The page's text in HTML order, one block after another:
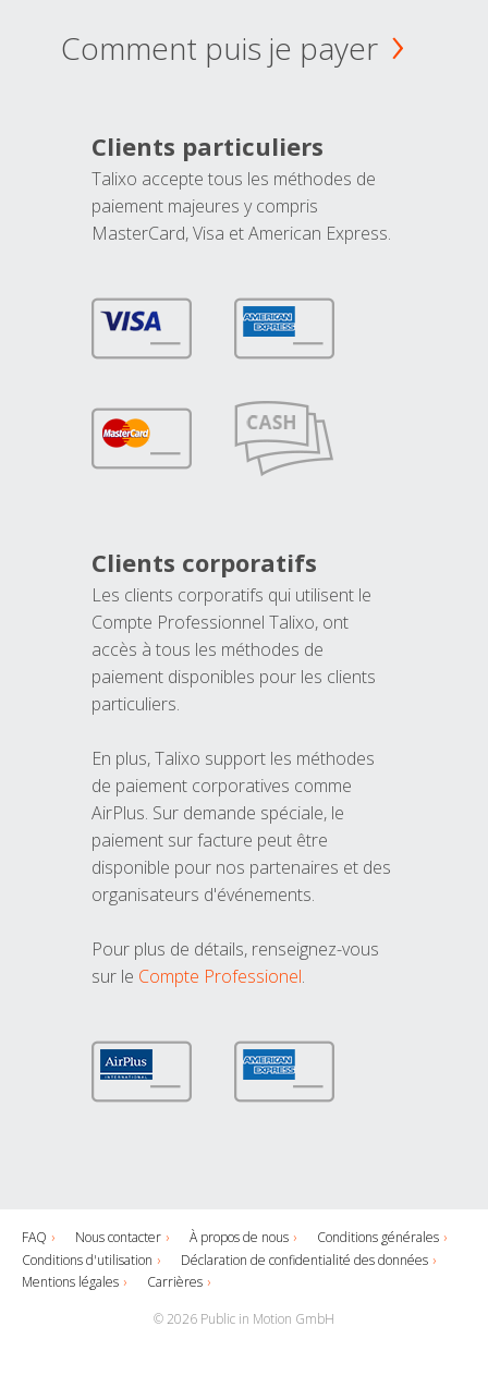
Comment puis je payer
Clients particuliers
Talixo accepte tous les méthodes de
paiement majeures y compris
MasterCard, Visa et American Express.
Clients corporatifs
Les clients corporatifs qui utilisent le
Compte Professionnel Talixo, ont
accès à tous les méthodes de
paiement disponibles pour les clients
particuliers.
En plus, Talixo support les méthodes
de paiement corporatives comme
AirPlus. Sur demande spéciale, le
paiement sur facture peut être
disponible pour nos partenaires et des
organisateurs d'événements.
Pour plus de détails, renseignez-vous
sur le Compte Professionel.
FAQ Nous contacter À propos de nous
Conditions générales
Conditions d'utilisation
Déclaration de confidentialité des données
Mentions légales
Carrières
© 2026 Public in Motion GmbH